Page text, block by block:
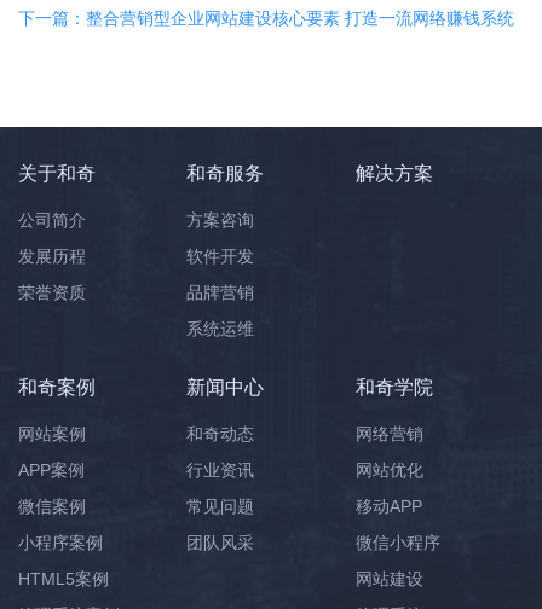
下一篇：整合营销型企业网站建设核心要素 打造一流网络赚钱系统
关于和奇
公司简介
发展历程
荣誉资质
和奇服务
方案咨询
软件开发
品牌营销
系统运维
解决方案
和奇案例
网站案例
APP案例
微信案例
小程序案例
HTML5案例
新闻中心
和奇动态
行业资讯
常见问题
团队风采
和奇学院
网络营销
网站优化
移动APP
微信小程序
网站建设